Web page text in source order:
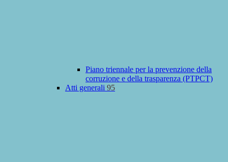
Piano triennale per la prevenzione della
corruzione e della trasparenza (PTPCT)
Atti generali 95